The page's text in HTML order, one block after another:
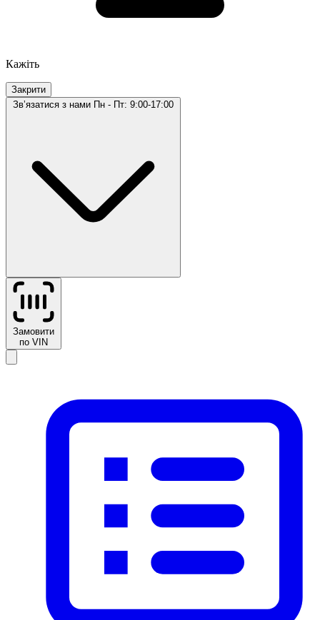
Кажіть
Закрити
Звʼязатися з нами Пн - Пт: 9:00-17:00
Замовити
по VIN